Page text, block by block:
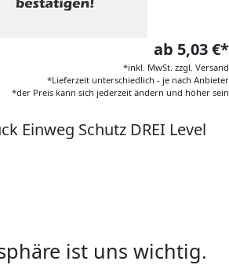
ab 5,03 €*
*inkl. MwSt. zzgl. Versand
*Lieferzeit unterschiedlich - je nach Anbieter
*der Preis kann sich jederzeit ändern und höher sein
Einweg Schutz DREI Level
ist uns wichtig.